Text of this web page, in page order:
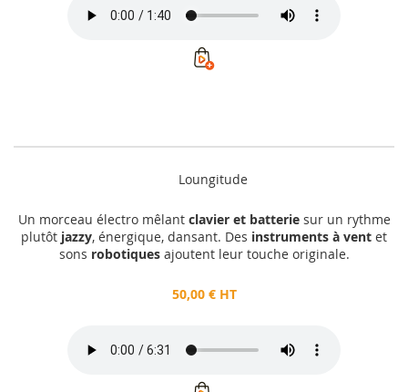
Loungitude
Un morceau électro mêlant clavier et batteriesur un rythme
plutôt jazzy, énergique, dansant. Des instruments à vent et
sons robotiquesajoutent leur touche originale.
50,00 € HT